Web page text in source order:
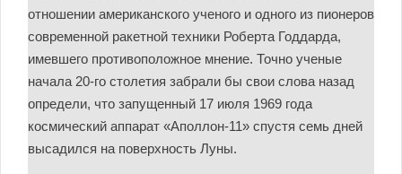
отношении американского ученого и одного из пионеров
современной ракетной техники Роберта Годдарда,
имевшего противоположное мнение. Точно ученые
начала 20-го столетия забрали бы свои слова назад
определи, что запущенный 17 июля 1969 года
космический аппарат «Аполлон-11» спустя семь дней
высадился на поверхность Луны.